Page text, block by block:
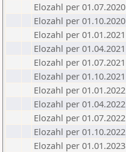
Elozahl per 01.07.2020
Elozahl per 01.10.2020
Elozahl per 01.01.2021
Elozahl per 01.04.2021
Elozahl per 01.07.2021
Elozahl per 01.10.2021
Elozahl per 01.01.2022
Elozahl per 01.04.2022
Elozahl per 01.07.2022
Elozahl per 01.10.2022
Elozahl per 01.01.2023